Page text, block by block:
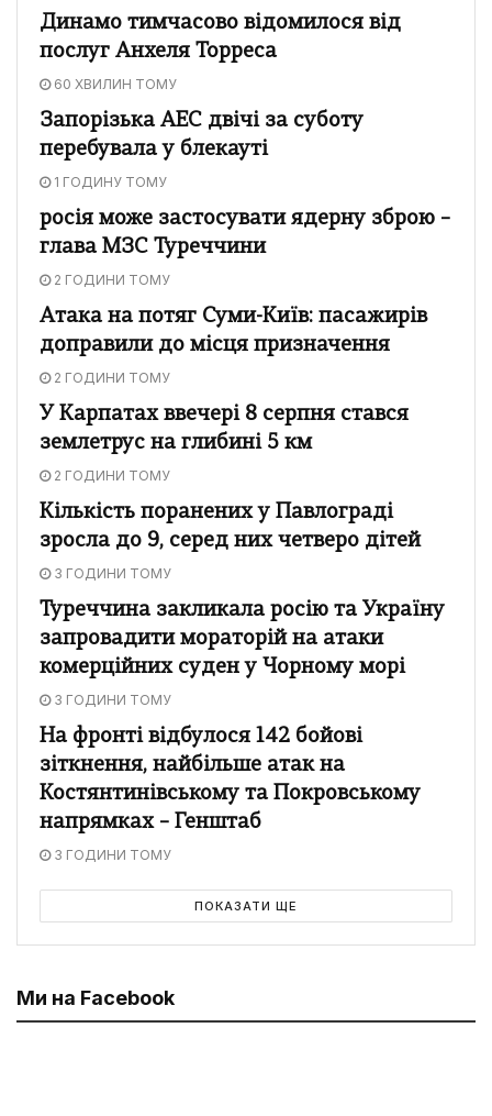
Динамо тимчасово відомилося від
послуг Анхеля Торреса
60 ХВИЛИН ТОМУ
Запорізька АЕС двічі за суботу
перебувала у блекауті
1 ГОДИНУ ТОМУ
росія може застосувати ядерну зброю –
глава МЗС Туреччини
2 ГОДИНИ ТОМУ
Атака на потяг Суми-Київ: пасажирів
доправили до місця призначення
2 ГОДИНИ ТОМУ
У Карпатах ввечері 8 серпня стався
землетрус на глибині 5 км
2 ГОДИНИ ТОМУ
Кількість поранених у Павлограді
зросла до 9, серед них четверо дітей
3 ГОДИНИ ТОМУ
Туреччина закликала росію та Україну
запровадити мораторій на атаки
комерційних суден у Чорному морі
3 ГОДИНИ ТОМУ
На фронті відбулося 142 бойові
зіткнення, найбільше атак на
Костянтинівському та Покровському
напрямках – Генштаб
3 ГОДИНИ ТОМУ
ПОКАЗАТИ ЩЕ
Ми на Facebook